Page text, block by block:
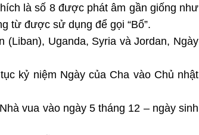
là số 8 được phát âm gần giống như
từ được sử dụng để gọi “Bố”.
(Liban), Uganda, Syria và Jordan, Ngày
kỷ niệm Ngày của Cha vào Chủ nhật
vua vào ngày 5 tháng 12 – ngày sinh